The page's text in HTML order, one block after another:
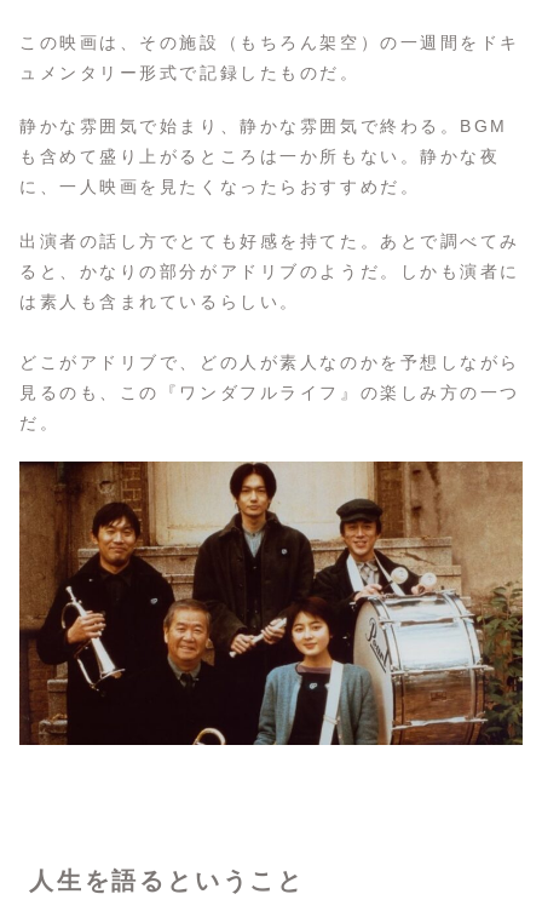
この映画は、その施設（もちろん架空）の一週間をドキ
ュメンタリー形式で記録したものだ。
静かな雰囲気で始まり、静かな雰囲気で終わる。BGM
も含めて盛り上がるところは一か所もない。静かな夜
に、一人映画を見たくなったらおすすめだ。
出演者の話し方でとても好感を持てた。あとで調べてみ
ると、かなりの部分がアドリブのようだ。しかも演者に
は素人も含まれているらしい。
どこがアドリブで、どの人が素人なのかを予想しながら
見るのも、この『ワンダフルライフ』の楽しみ方の一つ
だ。
人生を語るということ